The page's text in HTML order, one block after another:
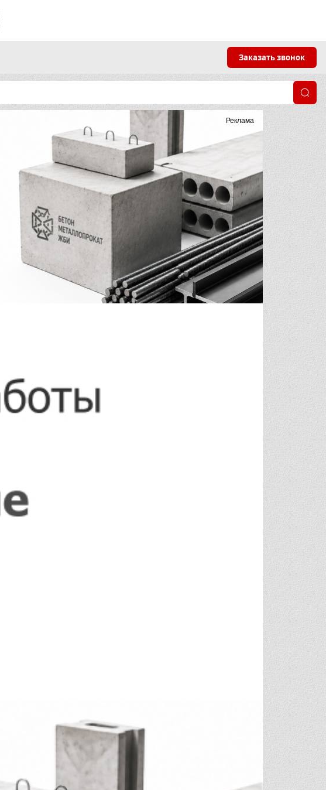
Заказать звонок
Реклама